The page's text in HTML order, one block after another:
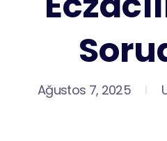
Ağustos 7, 2025